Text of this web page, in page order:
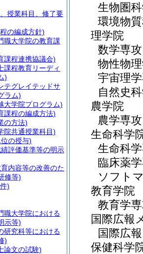
生物圏
環境物
理学院
数学専攻
物性物
宇宙理
自然史
農学院
農学専攻
生命科学
生命科
臨床薬
ソフト
教育学院
教育学
国際広報
国際広
保健科学
授業科目、修了要
の編成方針)
職大学院の教育課
課程連携協議会)
課程教育リーディ
)
テグレイテッドサ
ラム)
大学院プログラム)
課程の編成方法)
の方法)
院共通授業科目)
の授与)
評価基準等の明示
内容等の改善のた
修等)
)
職大学院における
示等)
研究科等における
)
論文の試験)